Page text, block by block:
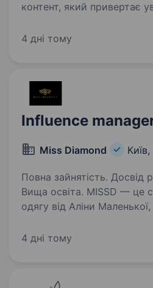
контент, який привертає
Компанія SERDENKO шукає
4 дні тому
Influence
Miss Diamond Київ,
Повна зайнятість. Досвід
Вища освіта. MISSD — це спортивний бренд
одягу від Аліни
у будь-якій ситуації. Наші
4 дні тому